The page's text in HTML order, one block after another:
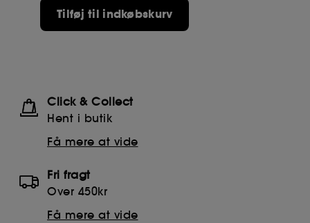
Tilføj til indkøbskurv
Click & Collect
Hent i butik
Få mere at vide
Fri fragt
Over 450kr
Få mere at vide